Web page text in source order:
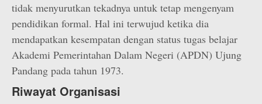
tidak menyurutkan tekadnya untuk tetap mengenyam
pendidikan formal. Hal ini terwujud ketika dia
mendapatkan kesempatan dengan status tugas belajar
Akademi Pemerintahan Dalam Negeri (APDN) Ujung
Pandang pada tahun 1973.
Riwayat Organisasi